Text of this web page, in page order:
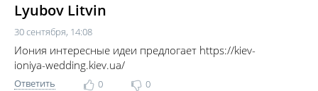
Lyubov Litvin
30 сентября, 14:08
Иония интересные идеи предлогает https://kiev-
ioniya-wedding.kiev.ua/
Ответить 0 0